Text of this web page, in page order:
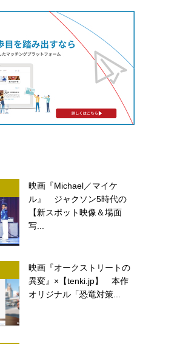
映画『Michael／マイケ
ル』 ジャクソン5時代の
【新スポット映像＆場面
写...
映画『オークストリートの
異変』×【tenki.jp】 本作
オリジナル「恐竜対策...